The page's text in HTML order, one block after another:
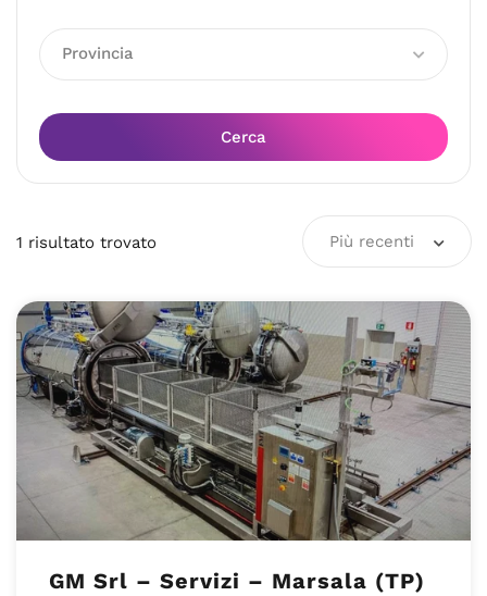
Provincia
Cerca
1 risultato trovato Più recenti
GM Srl – Servizi – Marsala (TP)